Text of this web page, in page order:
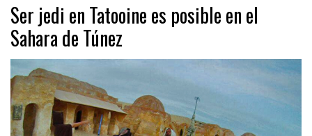
Ser jedi en Tatooine es posible en el
Sahara de Túnez